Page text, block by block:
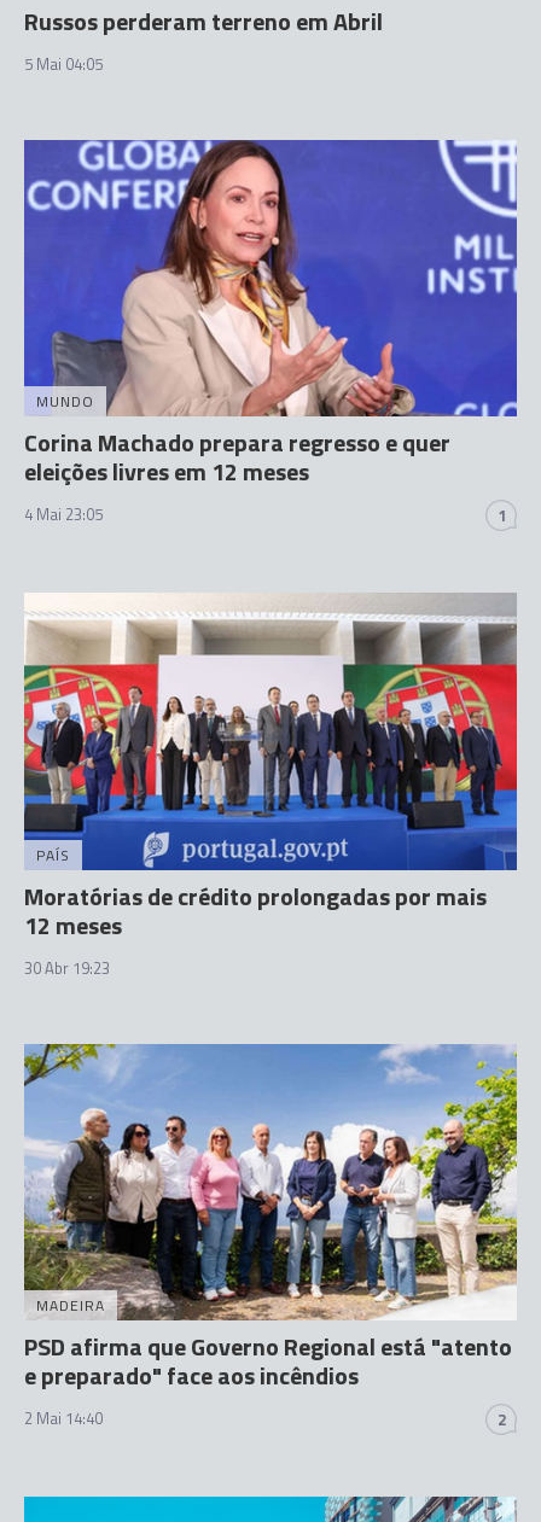
Russos perderam terreno em Abril
5 Mai 04:05
MUNDO
Corina Machado prepara regresso e quer
eleições livres em 12 meses
4 Mai 23:05 1
PAÍS
Moratórias de crédito prolongadas por mais
12 meses
30 Abr 19:23
MADEIRA
PSD afirma que Governo Regional está "atento
e preparado" face aos incêndios
2 Mai 14:40 2